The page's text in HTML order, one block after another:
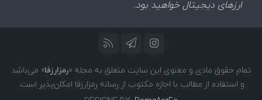
ارزهای دیجیتال خواهید بود.
تمام حقوق مادی و معنوی این سایت متعلق به مجله «رمزارزفا» می‌باشد
و استفاده از مطالب با اجازه مکتوب از رسانه رمزارزفا امکان‌پذیر است.